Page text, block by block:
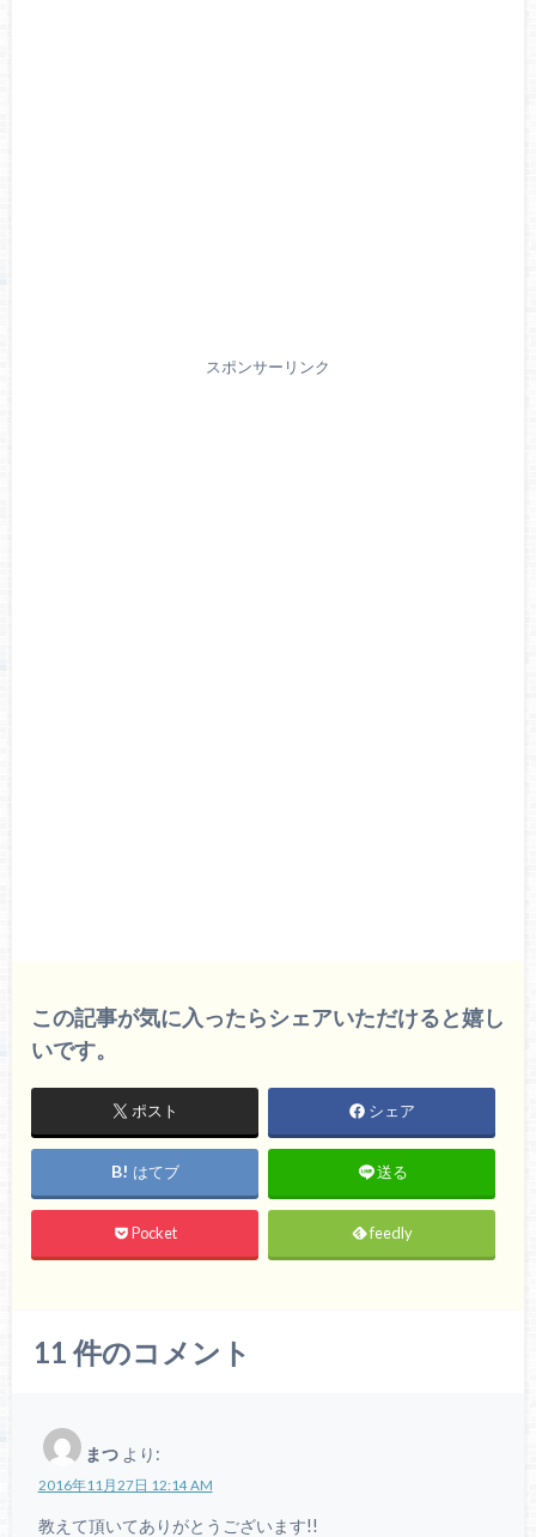
スポンサーリンク
この記事が気に入ったらシェアいただけると嬉し
いです。
ポスト シェア
はてブ 送る
Pocket feedly
11 件のコメント
まつ より:
2016年11月27日 12:14 AM
教えて頂いてありがとうございます!!